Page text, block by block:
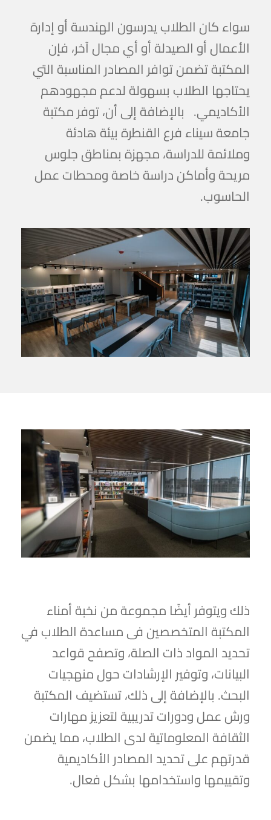
سواء كان الطلاب يدرسون الهندسة أو إدارة
الأعمال أو الصيدلة أو أي مجال آخر، فإن
المكتبة تضمن توافر المصادر المناسبة التي
يحتاجها الطلاب بسهولة لدعم مجهودهم
الأكاديمي. بالإضافة إلى أن، توفر مكتبة
جامعة سيناء فرع القنطرة بيئة هادئة
وملائمة للدراسة، مجهزة بمناطق جلوس
مريحة وأماكن دراسة خاصة ومحطات عمل
الحاسوب.
ذلك ويتوفر أيضًا مجموعة من نخبة أمناء
المكتبة المتخصصين فى مساعدة الطلاب في
تحديد المواد ذات الصلة، وتصفح قواعد
البيانات، وتوفير الإرشادات حول منهجيات
البحث. بالإضافة إلى ذلك، تستضيف المكتبة
ورش عمل ودورات تدريبية لتعزيز مهارات
الثقافة المعلوماتية لدى الطلاب، مما يضمن
قدرتهم على تحديد المصادر الأكاديمية
وتقييمها واستخدامها بشكل فعال.